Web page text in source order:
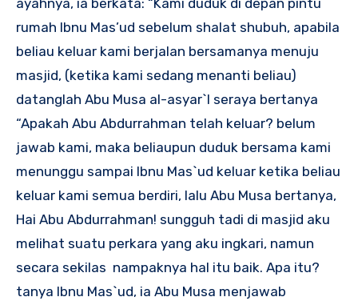
ayahnya, ia berkata: “Kami duduk di depan pintu
rumah Ibnu Mas’ud sebelum shalat shubuh, apabila
beliau keluar kami berjalan bersamanya menuju
masjid, (ketika kami sedang menanti beliau)
datanglah Abu Musa al-asyar`I seraya bertanya
“Apakah Abu Abdurrahman telah keluar? belum
jawab kami, maka beliaupun duduk bersama kami
menunggu sampai Ibnu Mas`ud keluar ketika beliau
keluar kami semua berdiri, lalu Abu Musa bertanya,
Hai Abu Abdurrahman! sungguh tadi di masjid aku
melihat suatu perkara yang aku ingkari, namun
secara sekilas nampaknya hal itu baik. Apa itu?
tanya Ibnu Mas`ud, ia Abu Musa menjawab